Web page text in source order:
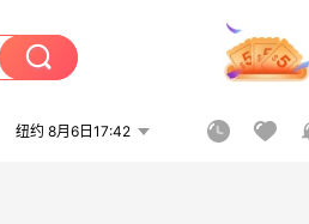
纽约 8月6日17:42